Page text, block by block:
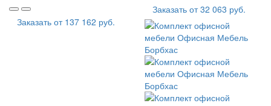
Заказать от 137 162 руб.
Заказать от32 063 руб.